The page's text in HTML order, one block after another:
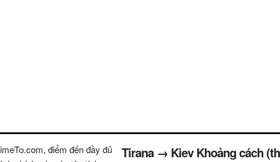
điểm đến đầy đủ
Tirana → Kiev Khoảng cách